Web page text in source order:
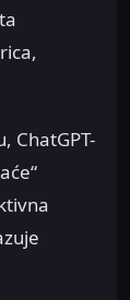
ChatGPT-